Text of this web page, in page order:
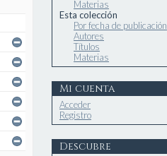
Materias
Esta colección
Por fecha de publicación
Autores
Títulos
Materias
Mi cuenta
Acceder
Registro
Descubre